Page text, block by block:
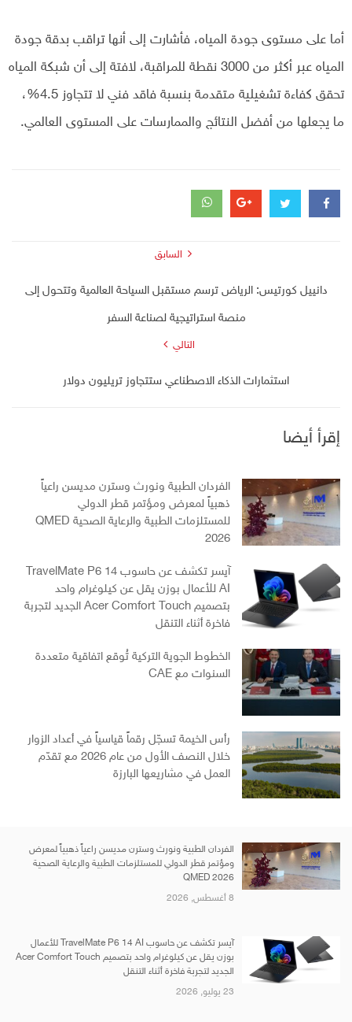
أما على مستوى جودة المياه، فأشارت إلى أنها تراقب بدقة جودة
المياه عبر أكثر من 3000 نقطة للمراقبة، لافتة إلى أن شبكة المياه
تحقق كفاءة تشغيلية متقدمة بنسبة فاقد فني لا تتجاوز 4.5%،
ما يجعلها من أفضل النتائج والممارسات على المستوى العالمي.
السابق
دانييل كورتيس: الرياض ترسم مستقبل السياحة العالمية وتتحول إلى
منصة استراتيجية لصناعة السفر
التالي
استثمارات الذكاء الاصطناعي ستتجاوز تريليون دولار
إقرأ أيضا
الفردان الطبية ونورث وسترن مديسن راعياً
ذهبياً لمعرض ومؤتمر قطر الدولي
للمستلزمات الطبية والرعاية الصحية QMED
2026
آيسر تكشف عن حاسوب TravelMate P6 14
AI للأعمال بوزن يقل عن كيلوغرام واحد
بتصميم Acer Comfort Touch الجديد لتجربة
فاخرة أثناء التنقل
الخطوط الجوية التركية تُوقع اتفاقية متعددة
السنوات مع CAE
رأس الخيمة تسجّل رقماً قياسياً في أعداد الزوار
خلال النصف الأول من عام 2026 مع تقدّم
العمل في مشاريعها البارزة
الفردان الطبية ونورث وسترن مديسن راعياً ذهبياً لمعرض
ومؤتمر قطر الدولي للمستلزمات الطبية والرعاية الصحية
QMED 2026
8 أغسطس, 2026
آيسر تكشف عن حاسوب TravelMate P6 14 AI للأعمال
بوزن يقل عن كيلوغرام واحد بتصميم Acer Comfort Touch
الجديد لتجربة فاخرة أثناء التنقل
23 يوليو, 2026